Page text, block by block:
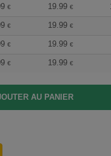
€ 19.99 €
€ 19.99 €
€ 19.99 €
€ 19.99 €